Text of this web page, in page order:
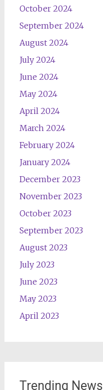
October 2024
September 2024
August 2024
July 2024
June 2024
May 2024
April 2024
March 2024
February 2024
January 2024
December 2023
November 2023
October 2023
September 2023
August 2023
July 2023
June 2023
May 2023
April 2023
Trending News